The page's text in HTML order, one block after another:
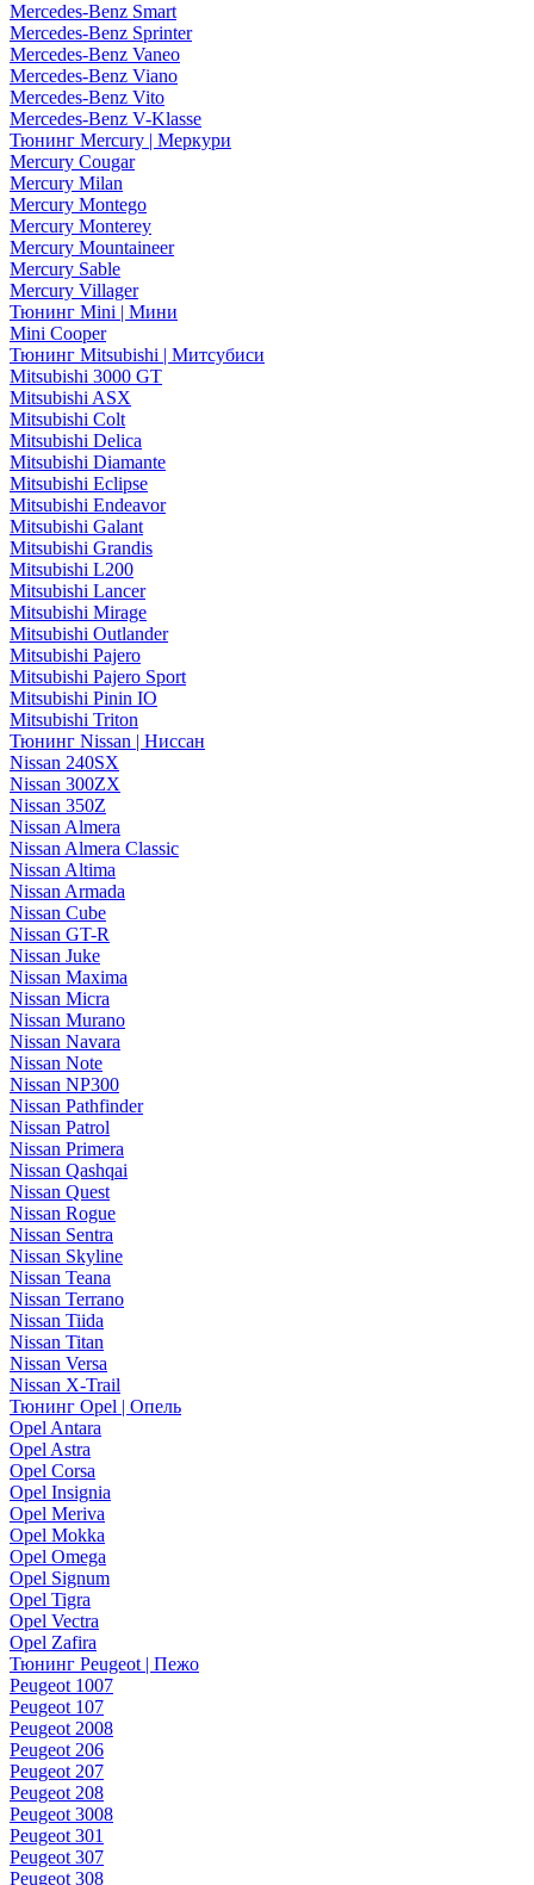
Mercedes-Benz Smart
Mercedes-Benz Sprinter
Mercedes-Benz Vaneo
Mercedes-Benz Viano
Mercedes-Benz Vito
Mercedes-Benz V-Klasse
Тюнинг Mercury | Меркури
Mercury Cougar
Mercury Milan
Mercury Montego
Mercury Monterey
Mercury Mountaineer
Mercury Sable
Mercury Villager
Тюнинг Mini | Мини
Mini Cooper
Тюнинг Mitsubishi | Митсубиси
Mitsubishi 3000 GT
Mitsubishi ASX
Mitsubishi Colt
Mitsubishi Delica
Mitsubishi Diamante
Mitsubishi Eclipse
Mitsubishi Endeavor
Mitsubishi Galant
Mitsubishi Grandis
Mitsubishi L200
Mitsubishi Lancer
Mitsubishi Mirage
Mitsubishi Outlander
Mitsubishi Pajero
Mitsubishi Pajero Sport
Mitsubishi Pinin IO
Mitsubishi Triton
Тюнинг Nissan | Ниссан
Nissan 240SX
Nissan 300ZX
Nissan 350Z
Nissan Almera
Nissan Almera Classic
Nissan Altima
Nissan Armada
Nissan Cube
Nissan GT-R
Nissan Juke
Nissan Maxima
Nissan Micra
Nissan Murano
Nissan Navara
Nissan Note
Nissan NP300
Nissan Pathfinder
Nissan Patrol
Nissan Primera
Nissan Qashqai
Nissan Quest
Nissan Rogue
Nissan Sentra
Nissan Skyline
Nissan Teana
Nissan Terrano
Nissan Tiida
Nissan Titan
Nissan Versa
Nissan X-Trail
Тюнинг Opel | Опель
Opel Antara
Opel Astra
Opel Corsa
Opel Insignia
Opel Meriva
Opel Mokka
Opel Omega
Opel Signum
Opel Tigra
Opel Vectra
Opel Zafira
Тюнинг Peugeot | Пежо
Peugeot 1007
Peugeot 107
Peugeot 2008
Peugeot 206
Peugeot 207
Peugeot 208
Peugeot 3008
Peugeot 301
Peugeot 307
Peugeot 308